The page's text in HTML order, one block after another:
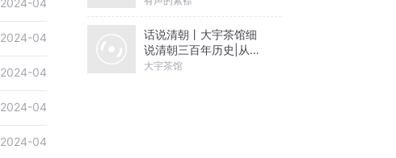
2024-04
2024-04
2024-04
2024-04
2024-04
话说清朝丨大宇茶馆细
说清朝三百年历史|从努
尔哈赤到末代皇帝溥仪|
大宇茶馆